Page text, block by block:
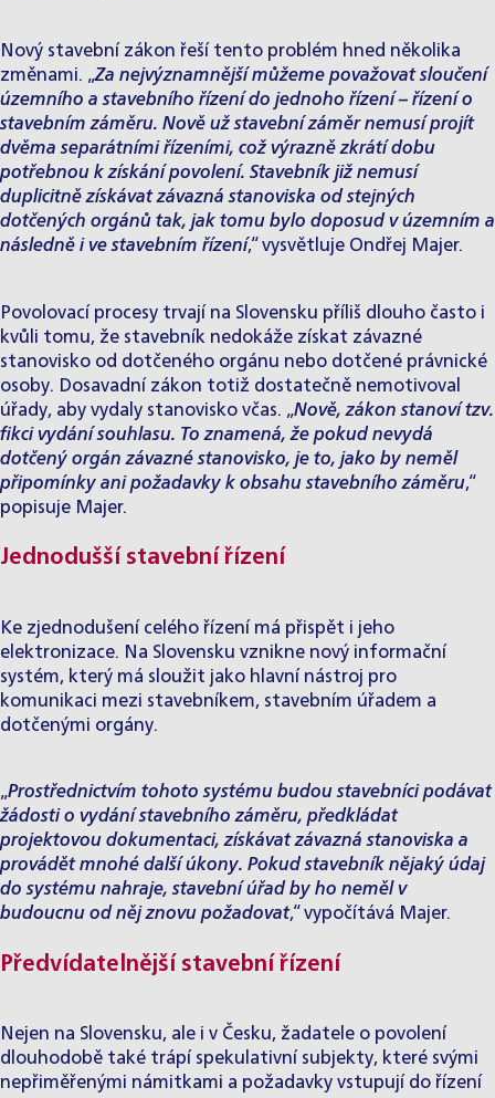
Nový stavební zákon řeší tento problém hned několika
změnami. „Za nejvýznamnější můžeme považovat sloučení
územního a stavebního řízení do jednoho řízení – řízení o
stavebním záměru. Nově už stavební záměr nemusí projít
dvěma separátními řízeními, což výrazně zkrátí dobu
potřebnou k získání povolení. Stavebník již nemusí
duplicitně získávat závazná stanoviska od stejných
dotčených orgánů tak, jak tomu bylo doposud v územním a
následně i ve stavebním řízení,“ vysvětluje Ondřej Majer.
Povolovací procesy trvají na Slovensku příliš dlouho často i
kvůli tomu, že stavebník nedokáže získat závazné
stanovisko od dotčeného orgánu nebo dotčené právnické
osoby. Dosavadní zákon totiž dostatečně nemotivoval
úřady, aby vydaly stanovisko včas. „Nově, zákon stanoví tzv.
fikci vydání souhlasu. To znamená, že pokud nevydá
dotčený orgán závazné stanovisko, je to, jako by neměl
připomínky ani požadavky k obsahu stavebního záměru,“
popisuje Majer.
Jednodušší stavební řízení
Ke zjednodušení celého řízení má přispět i jeho
elektronizace. Na Slovensku vznikne nový informační
systém, který má sloužit jako hlavní nástroj pro
komunikaci mezi stavebníkem, stavebním úřadem a
dotčenými orgány.
„Prostřednictvím tohoto systému budou stavebníci podávat
žádosti o vydání stavebního záměru, předkládat
projektovou dokumentaci, získávat závazná stanoviska a
provádět mnohé další úkony. Pokud stavebník nějaký údaj
do systému nahraje, stavební úřad by ho neměl v
budoucnu od něj znovu požadovat,“ vypočítává Majer.
Předvídatelnější stavební řízení
Nejen na Slovensku, ale i v Česku, žadatele o povolení
dlouhodobě také trápí spekulativní subjekty, které svými
nepřiměřenými námitkami a požadavky vstupují do řízení